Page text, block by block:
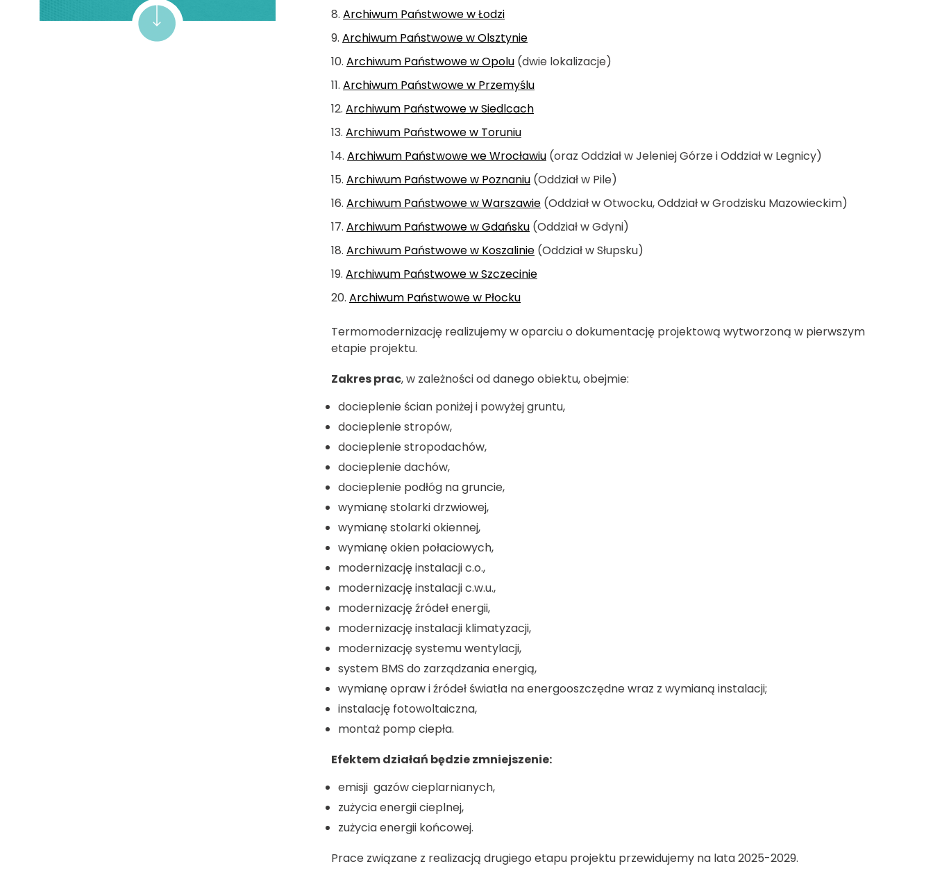
Archiwum Pandemii
Archiwum Państwowe w Łodzi
Archiwum Państwowe w Olsztynie
Archiwum Państwowe w Opolu (dwie lokalizacje)
Archiwum Państwowe w Przemyślu
Archiwum Państwowe w Siedlcach
Archiwum Państwowe w Toruniu
Archiwum Państwowe we Wrocławiu (oraz Oddział w Jeleniej Górze i Oddział w Legnicy)
Archiwum Państwowe w Poznaniu (Oddział w Pile)
Archiwum Państwowe w Warszawie (Oddział w Otwocku, Oddział w Grodzisku Mazowieckim)
Archiwum Państwowe w Gdańsku (Oddział w Gdyni)
Archiwum Państwowe w Koszalinie (Oddział w Słupsku)
Archiwum Państwowe w Szczecinie
Archiwum Państwowe w Płocku
Termomodernizację realizujemy w oparciu o dokumentację projektową wytworzoną w pierwszym
etapie projektu.
Zakres prac, w zależności od danego obiektu, obejmie:
docieplenie ścian poniżej i powyżej gruntu,
docieplenie stropów,
docieplenie stropodachów,
docieplenie dachów,
docieplenie podłóg na gruncie,
wymianę stolarki drzwiowej,
wymianę stolarki okiennej,
wymianę okien połaciowych,
modernizację instalacji c.o.,
modernizację instalacji c.w.u.,
modernizację źródeł energii,
modernizację instalacji klimatyzacji,
modernizację systemu wentylacji,
system BMS do zarządzania energią,
wymianę opraw i źródeł światła na energooszczędne wraz z wymianą instalacji;
instalację fotowoltaiczna,
montaż pomp ciepła.
Efektem działań będzie zmniejszenie:
emisji gazów cieplarnianych,
zużycia energii cieplnej,
zużycia energii końcowej.
Prace związane z realizacją drugiego etapu projektu przewidujemy na lata 2025-2029.